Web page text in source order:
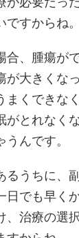
すからね。
合、腫瘍が
が大きくな
まくできな
がとれなく
んです。
るうちに、
日でも早く
治療の選